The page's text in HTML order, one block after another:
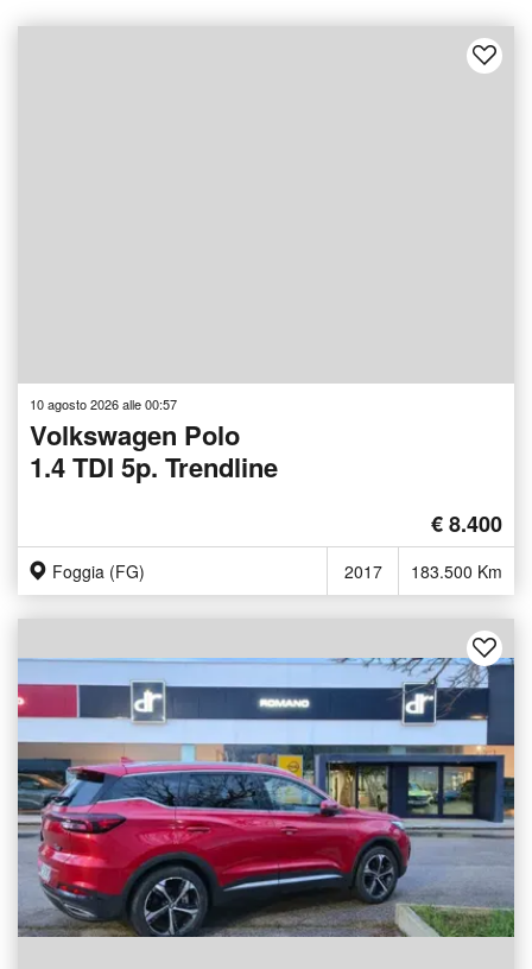
10 agosto 2026 alle 00:57
Volkswagen Polo
1.4 TDI 5p. Trendline
€ 8.400
Foggia (FG) 2017 183.500 Km